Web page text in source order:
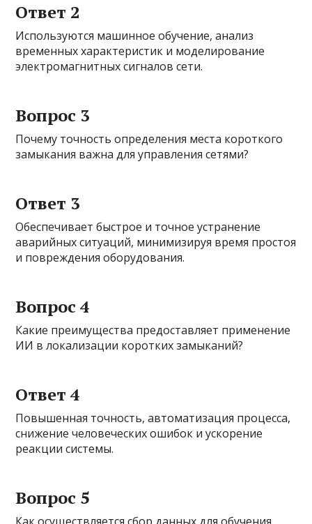
Ответ 2
Используются машинное обучение, анализ
временных характеристик и моделирование
электромагнитных сигналов сети.
Вопрос 3
Почему точность определения места короткого
замыкания важна для управления сетями?
Ответ 3
Обеспечивает быстрое и точное устранение
аварийных ситуаций, минимизируя время простоя
и повреждения оборудования.
Вопрос 4
Какие преимущества предоставляет применение
ИИ в локализации коротких замыканий?
Ответ 4
Повышенная точность, автоматизация процесса,
снижение человеческих ошибок и ускорение
реакции системы.
Вопрос 5